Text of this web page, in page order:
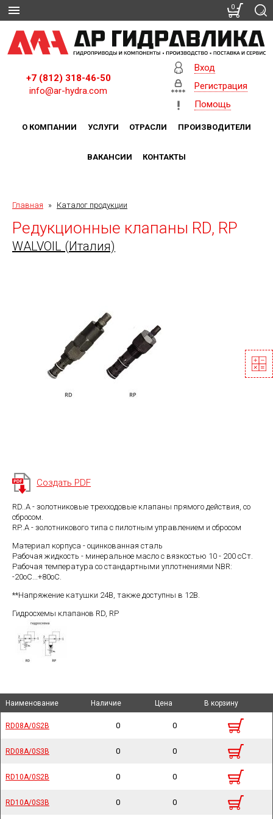
+7 (812) 318-46-50
info@ar-hydra.com
Вход
Регистрация
Помощь
О КОМПАНИИ УСЛУГИ ОТРАСЛИ ПРОИЗВОДИТЕЛИ
ВАКАНСИИ КОНТАКТЫ
Главная » Каталог продукции
Редукционные клапаны RD, RP
WALVOIL (Италия)
Создать PDF
RD..A - золотниковые трехходовые клапаны прямого действия, со
сбросом.
RP..A - золотникового типа с пилотным управлением и сбросом
Материал корпуса - оцинкованная сталь
Рабочая жидкость - минеральное масло с вязкостью 10 - 200 сСт.
Рабочая температура со стандартными уплотнениями NBR:
-20оС...+80оС.
**Напряжение катушки 24В, также доступны в 12В.
Гидросхемы клапанов RD, RP
Наименование Наличие Цена В корзину
RD08A/0S2B 0 0
RD08A/0S3B 0 0
RD10A/0S2B 0 0
RD10A/0S3B 0 0
Наименование
RD08A/0S2B
RD08A/0S3B
RD10A/0S2B
RD10A/0S3B
Наименование
Наименование Наличие Цена В корзину
0